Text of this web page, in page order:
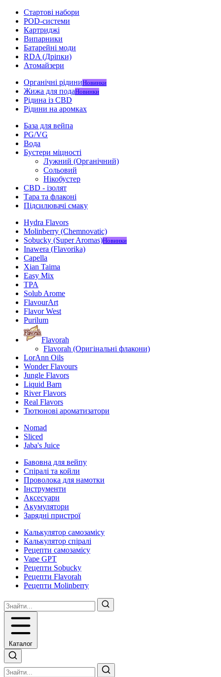
Стартові набори
POD-системи
Картриджі
Випарники
Батарейні моди
RDA (Дріпки)
Атомайзери
Органічні рідиниНовинки
Жижа для подаНовинки
Рідина із CBD
Рідини на аромках
База для вейпа
PG/VG
Вода
Бустери міцності
Лужний (Органічний)
Сольовий
Нікобустер
CBD - ізолят
Тара та флаконі
Підсилювачі смаку
Hydra Flavors
Molinberry (Chemnovatic)
Sobucky (Super Aromas)Новинки
Inawera (Flavorika)
Capella
Xian Taima
Easy Mix
TPA
Solub Arome
FlavourArt
Flavor West
Purilum
Flavorah
Flavorah (Оригінальні флакони)
LorAnn Oils
Wonder Flavours
Jungle Flavors
Liquid Barn
River Flavors
Real Flavors
Тютюнові ароматизатори
Nomad
Sliced
Jaba's Juice
Бавовна для вейпу
Спіралі та койли
Проволока для намотки
Інструменти
Аксесуари
Акумулятори
Зарядні пристрої
Калькулятор самозамісу
Калькулятор спіралі
Рецепти самозамісу
Vape GPT
Рецепти Sobucky
Рецепти Flavorah
Рецепти Molinberry
Каталог